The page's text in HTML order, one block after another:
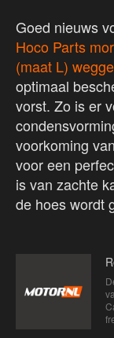
Goed nieuws
Hoco Parts
(maat L)
optimaal
vorst. Zo is er
voorkoming
voor een
is van zachte
de hoes wordt